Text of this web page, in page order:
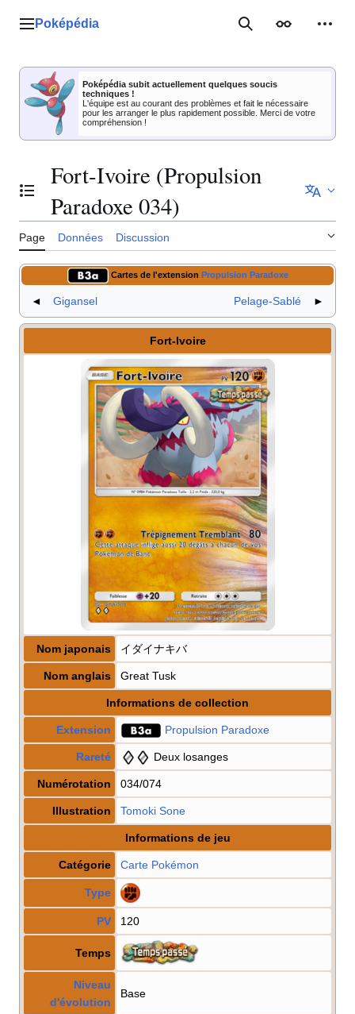
Menu principal
Poképédia RechercherApparence
Poképédia subit actuellement quelques soucis
techniques !
L'équipe est au courant des problèmes et fait le nécessaire
pour les arranger le plus rapidement possible. Merci de votre
compréhension !
Basculer la table des matières
Fort-Ivoire (Propulsion
Paradoxe 034)
Page Données Discussion
Cartes de l'extension Propulsion Paradoxe
◄ Gigansel Pelage-Sablé ►
Fort-Ivoire
Nom japonais イダイナキバ
Nom anglais Great Tusk
Informations de collection
Extension Propulsion Paradoxe
Rareté Deux losanges
Numérotation 034/074
Illustration Tomoki Sone
Informations de jeu
Catégorie Carte Pokémon
Type
PV 120
Temps
Niveau
d'évolution
Base